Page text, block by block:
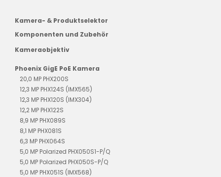
Kamera- & Produktselektor
Komponenten und Zubehör
Kameraobjektiv
Phoenix GigE PoE Kamera
20,0 MP PHX200S
12,3 MP PHX124S (IMX565)
12,3 MP PHX120S (IMX304)
12,2 MP PHX122S
8,9 MP PHX089S
8,1 MP PHX081S
6,3 MP PHX064S
5,0 MP Polarized PHX050S1-P/Q
5,0 MP Polarized PHX050S-P/Q
5,0 MP PHX051S (IMX568)